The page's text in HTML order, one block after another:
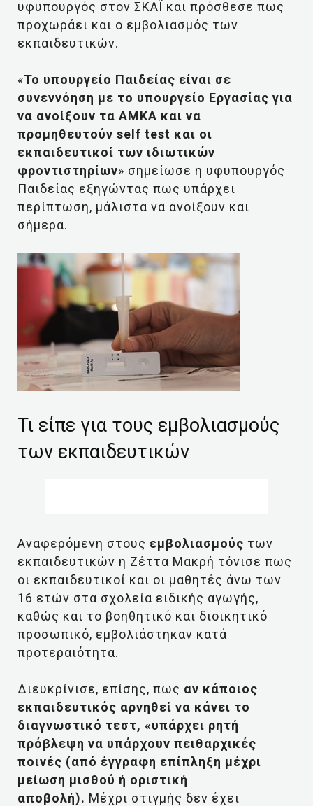
υφυπουργός στον ΣΚΑΪ και πρόσθεσε πως
προχωράει και ο εμβολιασμός των
εκπαιδευτικών.
«Το υπουργείο Παιδείας είναι σε
συνεννόηση με το υπουργείο Εργασίας για
να ανοίξουν τα ΑΜΚΑ και να
προμηθευτούν self test και οι
εκπαιδευτικοί των ιδιωτικών
φροντιστηρίων» σημείωσε η υφυπουργός
Παιδείας εξηγώντας πως υπάρχει
περίπτωση, μάλιστα να ανοίξουν και
σήμερα.
Τι είπε για τους εμβολιασμούς
των εκπαιδευτικών
Αναφερόμενη στους εμβολιασμούς των
εκπαιδευτικών η Ζέττα Μακρή τόνισε πως
οι εκπαιδευτικοί και οι μαθητές άνω των
16 ετών στα σχολεία ειδικής αγωγής,
καθώς και το βοηθητικό και διοικητικό
προσωπικό, εμβολιάστηκαν κατά
προτεραιότητα.
Διευκρίνισε, επίσης, πως αν κάποιος
εκπαιδευτικός αρνηθεί να κάνει το
διαγνωστικό τεστ, «υπάρχει ρητή
πρόβλεψη να υπάρχουν πειθαρχικές
ποινές (από έγγραφη επίπληξη μέχρι
μείωση μισθού ή οριστική
αποβολή). Μέχρι στιγμής δεν έχει